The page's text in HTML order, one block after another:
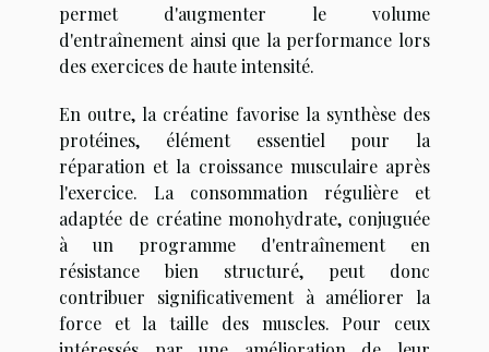
permet d'augmenter le volume
d'entraînement ainsi que la performance lors
des exercices de haute intensité.
En outre, la créatine favorise la synthèse des
protéines, élément essentiel pour la
réparation et la croissance musculaire après
l'exercice. La consommation régulière et
adaptée de créatine monohydrate, conjuguée
à un programme d'entraînement en
résistance bien structuré, peut donc
contribuer significativement à améliorer la
force et la taille des muscles. Pour ceux